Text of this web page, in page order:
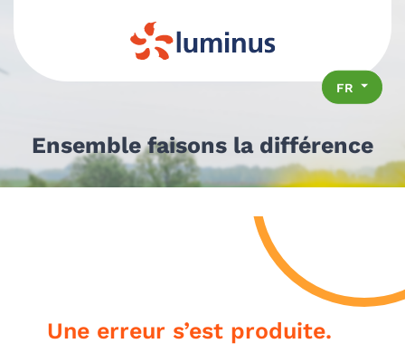
FR
Ensemble faisons la différence
Une erreur s’est produite.